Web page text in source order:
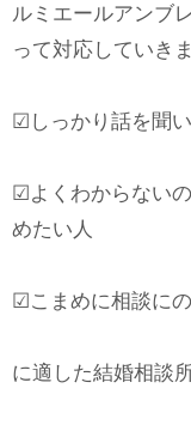
ルミエールアンブ
って対応していきま
☑しっかり話を聞
☑よくわからない
めたい人
☑こまめに相談に
に適した結婚相談